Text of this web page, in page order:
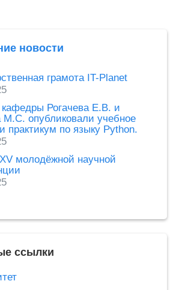
новости
грамота IT-Planet
Рогачева Е.В. и
М.С. опубликовали учебное
практикум по языку Python.
молодёжной научной
ссылки